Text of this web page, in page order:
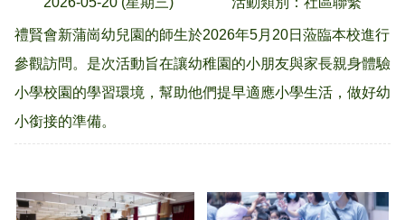
禮賢會新蒲崗幼兒園的師生於2026年5月20日蒞臨本校進行
參觀訪問。是次活動旨在讓幼稚園的小朋友與家長親身體驗
小學校園的學習環境，幫助他們提早適應小學生活，做好幼
小銜接的準備。